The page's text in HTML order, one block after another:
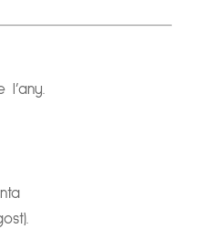
l’any.